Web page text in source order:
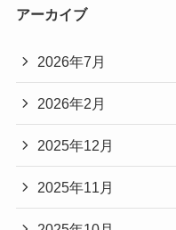
アーカイブ
2026年7月
2026年2月
2025年12月
2025年11月